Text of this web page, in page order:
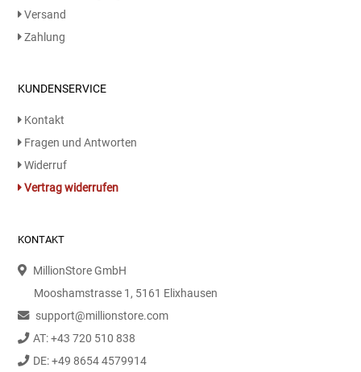
Kartoffelprod./Beilagen/Fruchtsalat gek.
Kartoffelprodukte
Kerzen / Anzündhilfen
Kochgeschirr
Körperpflege
Versand
Zahlung
KUNDENSERVICE
Kontakt
Fragen und Antworten
Widerruf
Vertrag widerrufen
KONTAKT
MillionStore GmbH
Mooshamstrasse 1, 5161 Elixhausen
support@millionstore.com
AT: +43 720 510 838
DE: +49 8654 4579914